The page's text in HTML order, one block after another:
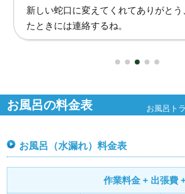
水が止まらない時はどうしたものかと
つも通り使えるようにしてもらえて良
とう。
お風呂の料金表 お風呂ト
お風呂（水漏れ）料金表
作業料金 + 出張費